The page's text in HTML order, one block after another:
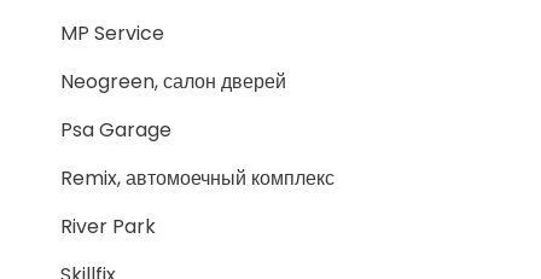
MP Service
Neogreen, салон дверей
Psa Garage
Remix, автомоечный комплекс
River Park